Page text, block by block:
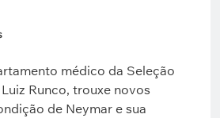
médico da Seleção
Runco, trouxe novos
de Neymar e sua